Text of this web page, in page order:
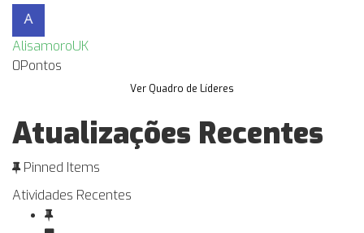
AlisamoroUK
0Pontos
Ver Quadro de Líderes
Atualizações Recentes
Pinned Items
Atividades Recentes